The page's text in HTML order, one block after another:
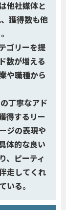
他社媒体と
獲得数も他
ゴリーを提
数が増える
や職種から
丁寧なアド
得するリー
ジの表現や
体的な良い
、ピーティ
走してくれ
いる。